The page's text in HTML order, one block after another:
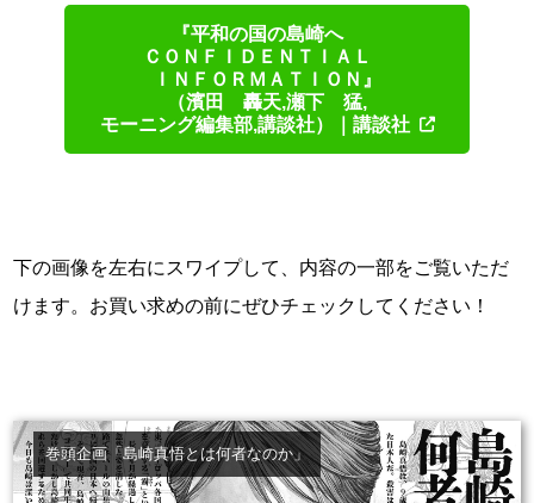
『平和の国の島崎へ
ＣＯＮＦＩＤＥＮＴＩＡＬ
ＩＮＦＯＲＭＡＴＩＯＮ』
（濱田 轟天,瀬下 猛,
モーニング編集部,講談社）
｜講談社
下の画像を左右にスワイプして、内容の一部をご覧いただ
けます。お買い求めの前にぜひチェックしてください！
巻頭企画「島崎真悟とは何者なのか」